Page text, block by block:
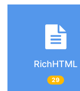
RichHTML
29